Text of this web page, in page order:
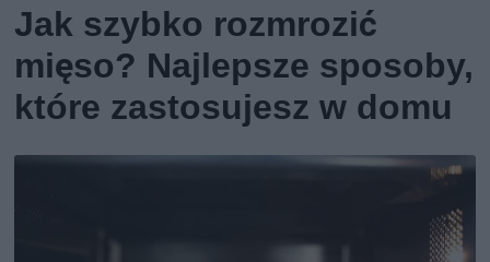
Jak szybko rozmrozić
mięso? Najlepsze sposoby,
które zastosujesz w domu